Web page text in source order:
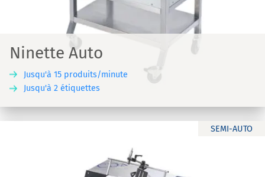
Ninette Auto
Jusqu'à 15 produits/minute
Jusqu'à 2 étiquettes
SEMI-AUTO